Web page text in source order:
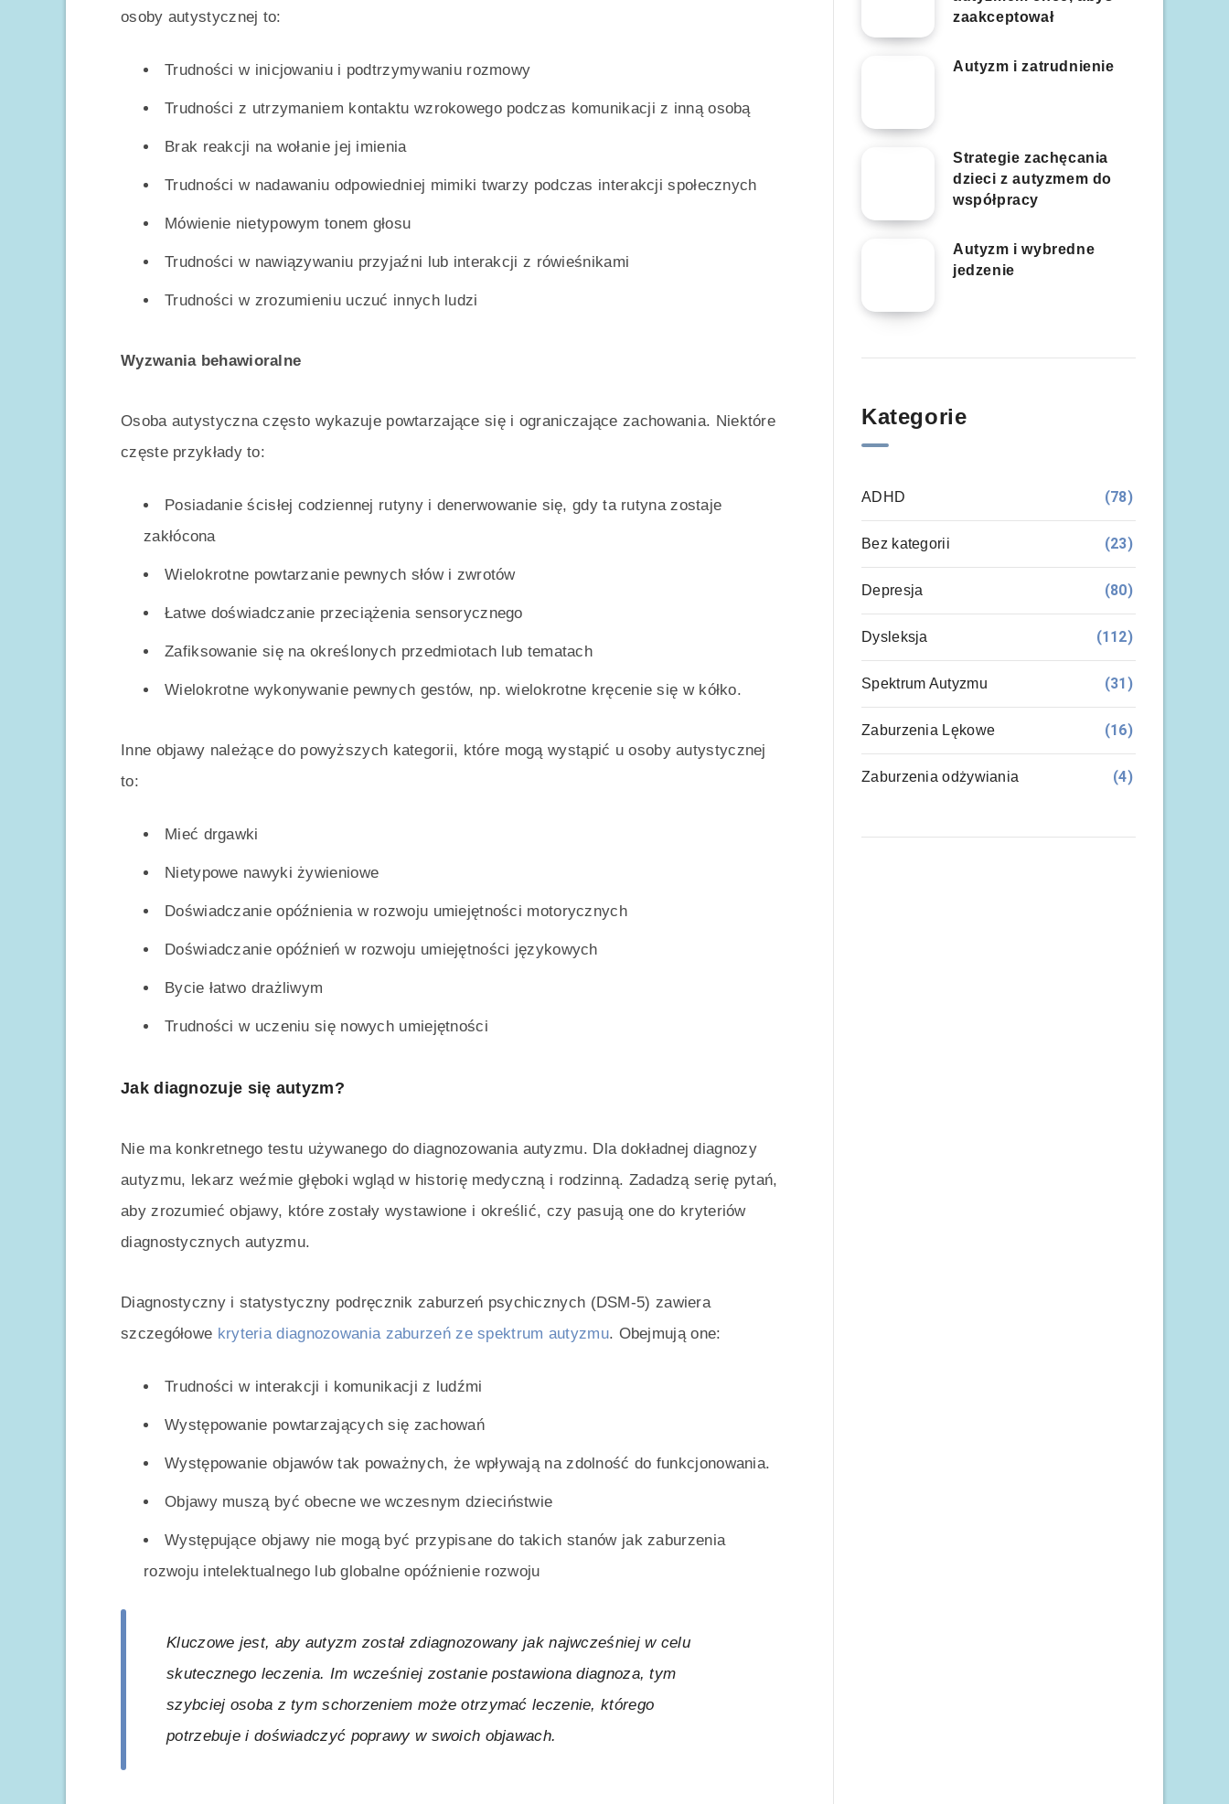
osoby autystycznej to:
Trudności w inicjowaniu i podtrzymywaniu rozmowy
Trudności z utrzymaniem kontaktu wzrokowego podczas komunikacji z inną osobą
Brak reakcji na wołanie jej imienia
Trudności w nadawaniu odpowiedniej mimiki twarzy podczas interakcji społecznych
Mówienie nietypowym tonem głosu
Trudności w nawiązywaniu przyjaźni lub interakcji z rówieśnikami
Trudności w zrozumieniu uczuć innych ludzi
Wyzwania behawioralne
Osoba autystyczna często wykazuje powtarzające się i ograniczające zachowania. Niektóre
częste przykłady to:
Posiadanie ścisłej codziennej rutyny i denerwowanie się, gdy ta rutyna zostaje
zakłócona
Wielokrotne powtarzanie pewnych słów i zwrotów
Łatwe doświadczanie przeciążenia sensorycznego
Zafiksowanie się na określonych przedmiotach lub tematach
Wielokrotne wykonywanie pewnych gestów, np. wielokrotne kręcenie się w kółko.
Inne objawy należące do powyższych kategorii, które mogą wystąpić u osoby autystycznej
to:
Mieć drgawki
Nietypowe nawyki żywieniowe
Doświadczanie opóźnienia w rozwoju umiejętności motorycznych
Doświadczanie opóźnień w rozwoju umiejętności językowych
Bycie łatwo drażliwym
Trudności w uczeniu się nowych umiejętności
Jak diagnozuje się autyzm?
Nie ma konkretnego testu używanego do diagnozowania autyzmu. Dla dokładnej diagnozy
autyzmu, lekarz weźmie głęboki wgląd w historię medyczną i rodzinną. Zadadzą serię pytań,
aby zrozumieć objawy, które zostały wystawione i określić, czy pasują one do kryteriów
diagnostycznych autyzmu.
Diagnostyczny i statystyczny podręcznik zaburzeń psychicznych (DSM-5) zawiera
szczegółowe kryteria diagnozowania zaburzeń ze spektrum autyzmu. Obejmują one:
Trudności w interakcji i komunikacji z ludźmi
Występowanie powtarzających się zachowań
Występowanie objawów tak poważnych, że wpływają na zdolność do funkcjonowania.
Objawy muszą być obecne we wczesnym dzieciństwie
Występujące objawy nie mogą być przypisane do takich stanów jak zaburzenia
rozwoju intelektualnego lub globalne opóźnienie rozwoju
Kluczowe jest, aby autyzm został zdiagnozowany jak najwcześniej w celu
skutecznego leczenia. Im wcześniej zostanie postawiona diagnoza, tym
szybciej osoba z tym schorzeniem może otrzymać leczenie, którego
potrzebuje i doświadczyć poprawy w swoich objawach.
zaakceptował
Autyzm i zatrudnienie
Strategie zachęcania
dzieci z autyzmem do
współpracy
Autyzm i wybredne
jedzenie
Kategorie
ADHD (78)
Bez kategorii (23)
Depresja (80)
Dysleksja (112)
Spektrum Autyzmu (31)
Zaburzenia Lękowe (16)
Zaburzenia odżywiania (4)